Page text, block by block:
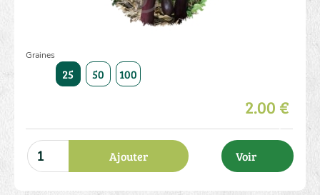
Graines
25 50 100
2.00 €
Ajouter Voir